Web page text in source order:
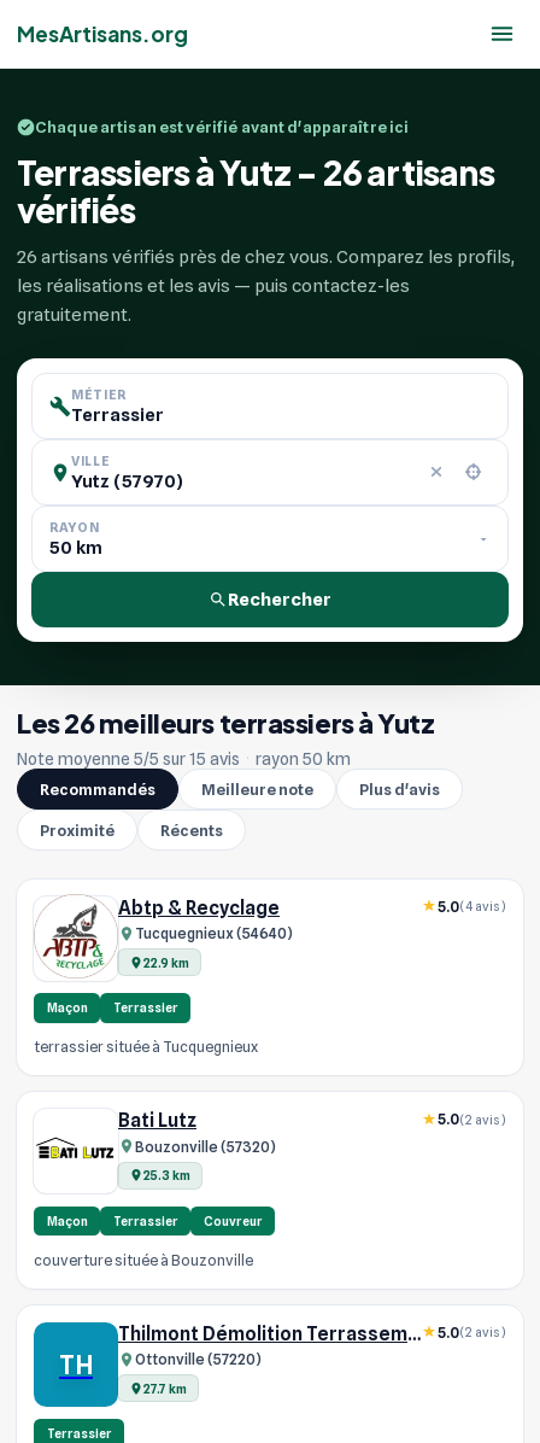
MesArtisans.org
Chaque artisan est vérifié avant d'apparaître ici
Terrassiers à Yutz - 26 artisans
vérifiés
26 artisans vérifiés près de chez vous. Comparez les profils,
les réalisations et les avis — puis contactez-les
gratuitement.
MÉTIER
VILLE
RAYON
Rechercher
Les 26 meilleurs terrassiers à Yutz
Note moyenne 5/5 sur 15 avis · rayon 50 km
Recommandés
Meilleure note Plus d'avis
Proximité Récents
Abtp & Recyclage
Tucquegnieux (54640)
22.9 km
5.0(4 avis)
Maçon Terrassier
terrassier située à Tucquegnieux
Bati Lutz
Bouzonville (57320)
25.3 km
5.0(2 avis)
Maçon Terrassier Couvreur
couverture située à Bouzonville
TH
Thilmont Démolition Terrassement
Ottonville (57220)
27.7 km
5.0(2 avis)
Terrassier